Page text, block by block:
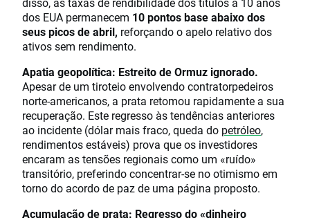
dos EUA permanecem 10 pontos base abaixo dos
seus picos de abril, reforçando o apelo relativo dos
ativos sem rendimento.
Apatia geopolítica: Estreito de Ormuz ignorado.
Apesar de um tiroteio envolvendo contratorpedeiros
norte-americanos, a prata retomou rapidamente a sua
recuperação. Este regresso às tendências anteriores
ao incidente (dólar mais fraco, queda do petróleo,
rendimentos estáveis) prova que os investidores
encaram as tensões regionais como um «ruído»
transitório, preferindo concentrar-se no otimismo em
torno do acordo de paz de uma página proposto.
Acumulação de prata: Regresso do «dinheiro